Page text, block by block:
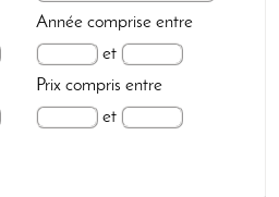
Annéecomprise entre
et
Prixcompris entre
et